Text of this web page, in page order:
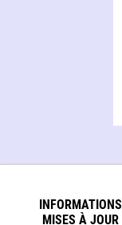
INFORMATIONS
MISES À JOUR